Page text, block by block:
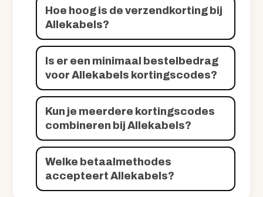
Hoe hoog is de verzendkorting bij
Allekabels?
Is er een minimaal bestelbedrag
voor Allekabels kortingscodes?
Kun je meerdere kortingscodes
combineren bij Allekabels?
Welke betaalmethodes
accepteert Allekabels?